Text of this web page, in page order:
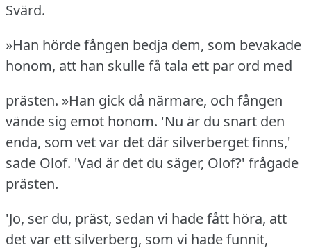
Svärd.
»Han hörde fången bedja dem, som bevakade
honom, att han skulle få tala ett par ord med
prästen. »Han gick då närmare, och fången
vände sig emot honom. 'Nu är du snart den
enda, som vet var det där silverberget finns,'
sade Olof. 'Vad är det du säger, Olof?' frågade
prästen.
'Jo, ser du, präst, sedan vi hade fått höra, att
det var ett silverberg, som vi hade funnit,